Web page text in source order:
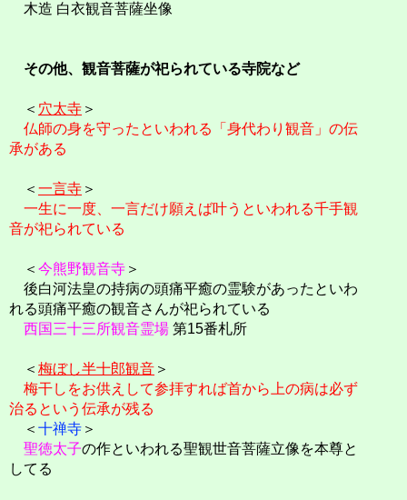
木造 白衣観音菩薩坐像
その他、観音菩薩が祀られている寺院など
＜ 穴太寺 ＞
仏師の身を守ったといわれる「身代わり観音」の伝
承がある
＜ 一言寺 ＞
一生に一度、一言だけ願えば叶うといわれる千手観
音が祀られている
＜ 今熊野観音寺 ＞
後白河法皇の持病の頭痛平癒の霊験があったといわ
れる頭痛平癒の観音さんが祀られている
西国三十三所観音霊場 第15番札所
＜ 梅ぼし半十郎観音 ＞
梅干しをお供えして参拝すれば首から上の病は必ず
治るという伝承が残る
＜ 十禅寺 ＞
聖徳太子の作といわれる聖観世音菩薩立像を本尊と
してる